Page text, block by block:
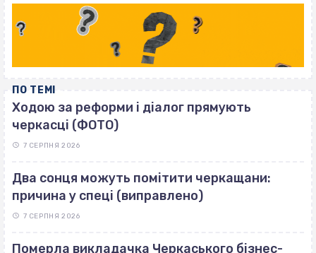
ПО ТЕМІ
Ходою за реформи і діалог прямують
черкасці (ФОТО)
7 СЕРПНЯ 2026
Два сонця можуть помітити черкащани:
причина у спеці (виправлено)
7 СЕРПНЯ 2026
Померла викладачка Черкаського бізнес-